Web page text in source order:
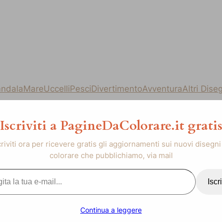
MareUccelliPesciDivertimentoAvventuraAltri
Iscriviti a PagineDaColorare.it gratis
ora per ricevere gratis gli aggiornamenti sui nuovi disegni
colorare che pubblichiamo, via mail
Continua a leggere